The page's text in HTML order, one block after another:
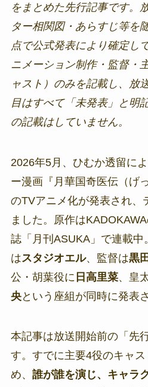
をまとめた先行記事です。
ター相関図・あらすじ等を
点で公式発表により確定し
ニメーション制作・監督・
ャスト）のみを記載し、放
目はすべて「未発表」と明
の記載はしていません。
2026年5月、ひむか透留に
ー漫画『月華国奇医伝（げ
のTVアニメ化が発表され、
ました。原作は
誌「月刊ASUKA」で連載
はスタジオエル、監督は黒
公・胡葉役に 日高里菜、皇
央という座組が同時に発表
本記事は放送開始前の「先
す。すでに主要4役のキャ
め、 誰が誰を演じ、キャラ